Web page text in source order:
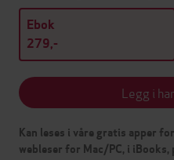
Ebok
279,-
Legg i
Kan leses i våre gratis apper
webleser for Mac/PC, i iBooks,